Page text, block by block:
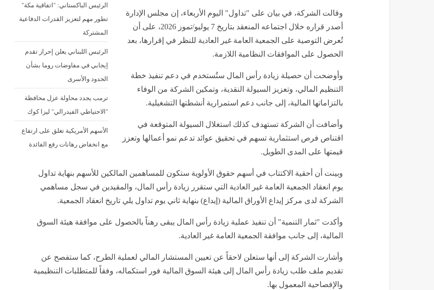
الرئيس الباكستاني: "اتفاقية مكة"
تطور مهم لتعزيز القدرات الدفاعية
المشتركة
الرئيس اللبناني يعلن إحراز تقدم
إيجابي في مفاوضات روما بشأن
الحدود والأسرى
ترمب يجدد محاولة عزل محافظة
"الاحتياطي الفيدرالي" ليزا كوك
الأسهم الأمريكية تغلق على ارتفاع
مع انخفاض رهانات رفع الفائدة
وقالت الشركة، في بيان على "تداول" اليوم الأربعاء، إن مجلس الإدارة
أصدر قراره خلال اجتماعه المنعقد بتاريخ 7 يوليو/تموز 2026، على أن
تُعرض التوصية على الجمعية العامة غير العادية للنظر في إقرارها، بعد
الحصول على الموافقات النظامية اللازمة.
وأوضحت أن حصيلة زيادة رأس المال ستُستخدم في دعم تنفيذ خطة
التنظيم المالي، وتعزيز السيولة النقدية، وتمكين الشركة من الوفاء
بالتزاماتها المالية، إلى جانب دعم استمرارية أنشطتها التشغيلية.
وأضافت أن الشركة تستهدف كذلك استغلال السيولة المتوقعة في
اقتناص فرص استثمارية تسهم في تحقيق عوائد تدعم نمو أعمالها وتعزز
قيمتها على المدى الطويل.
وبينت أن أحقية الاكتتاب في أسهم حقوق الأولوية ستكون للمساهمين المالكين للأسهم بنهاية تداول
يوم انعقاد الجمعية العامة غير العادية التي ستقرر زيادة رأس المال، والمقيدين في سجل مساهمي
الشركة لدى مركز إيداع الأوراق المالية (إيداع) بنهاية ثاني يوم تداول يلي تاريخ انعقاد الجمعية.
وأكدت "ثمار التنمية" أن تنفيذ عملية زيادة رأس المال يبقى رهناً بالحصول على موافقة هيئة السوق
المالية، إلى جانب موافقة الجمعية العامة غير العادية.
وأشارت الشركة إلى أنها ستعلن لاحقاً عن تعيين المستشار المالي لعملية الطرح، كما ستفصح عن
تقديم ملف طلب زيادة رأس المال إلى هيئة السوق المالية فور استكماله، وفقاً للمتطلبات التنظيمية
والإفصاحية المعمول بها.